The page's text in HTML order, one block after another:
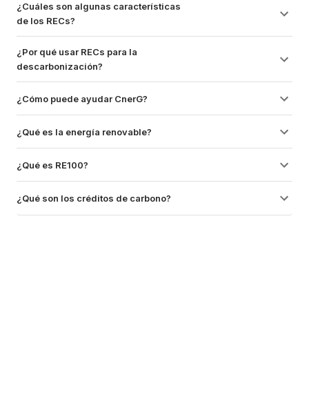
¿Cuáles son algunas características
de los RECs?
¿Por qué usar RECs para la
descarbonización?
¿Cómo puede ayudar CnerG?
¿Qué es la energía renovable?
¿Qué es RE100?
¿Qué son los créditos de carbono?